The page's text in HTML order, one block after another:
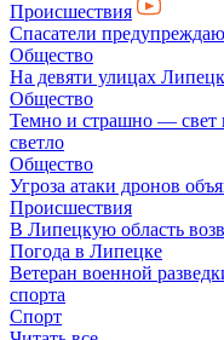
Происшествия
Спасатели
Общество
На девяти улицах
Общество
Темно и страшно — свет
светло
Общество
Угроза атаки дронов
Происшествия
В Липецкую область
Погода в Липецке
Ветеран военной
спорта
Спорт